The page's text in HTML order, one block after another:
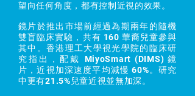
望向任何角度，都有控制近視的效果。
鏡片於推出市場前經過為期兩年的隨機
雙盲臨床實驗，共有 160 華裔兒童參與
其中。香港理工大學視光學院的臨床研
究指出，配戴 MiyoSmart (DIMS) 鏡
片，近視加深速度平均減慢 60%。研究
中更有21.5%兒童近視並無加深。